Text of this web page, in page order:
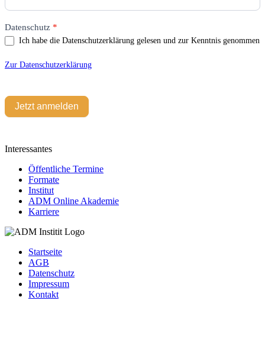
Datenschutz *
Ich habe die Datenschutzerklärung gelesen und zur Kenntnis genommen
Zur Datenschutzerklärung
Jetzt anmelden
Interessantes
Öffentliche Termine
Formate
Institut
ADM Online Akademie
Karriere
Startseite
AGB
Datenschutz
Impressum
Kontakt